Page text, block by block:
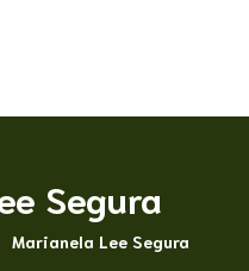
Segura
Marianela Lee Segura